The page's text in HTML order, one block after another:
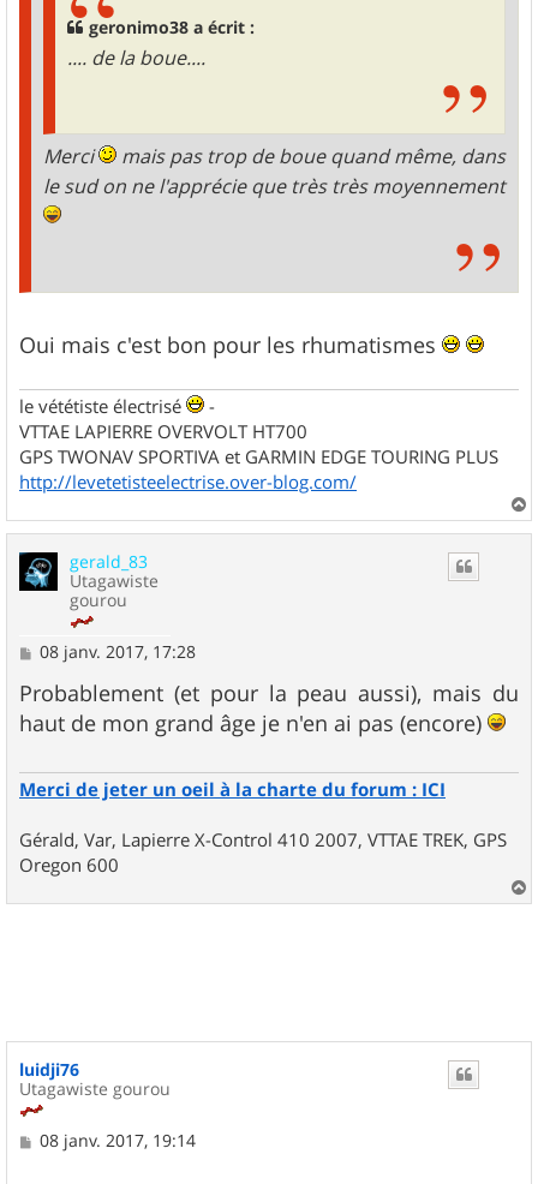
geronimo38 a écrit :
.... de la boue....
Merci
mais pas trop de boue quand même, dans
le sud on ne l'apprécie que très très moyennement
Oui mais c'est bon pour les rhumatismes
le vététiste électrisé
-
VTTAE LAPIERRE OVERVOLT HT700
GPS TWONAV SPORTIVA et GARMIN EDGE TOURING PLUS
http://levetetisteelectrise.over-blog.com/
a
gerald_83
Utagawiste
gourou
M
s
s
a
08 janv. 2017, 17:28
Probablement (et pour la peau aussi), mais du
haut de mon grand âge je n'en ai pas (encore)
Merci de jeter un oeil à la charte du forum : ICI
Gérald, Var, Lapierre X-Control 410 2007, VTTAE TREK, GPS
Oregon 600
a
luidji76
Utagawiste gourou
M
08 janv. 2017, 19:14